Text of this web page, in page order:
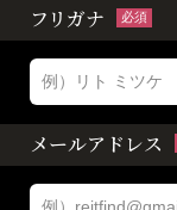
フリガナ 必須
メールアドレス